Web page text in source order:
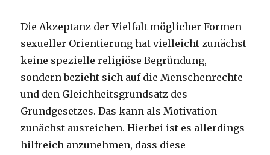
Die Akzeptanz der Vielfalt möglicher Formen
sexueller Orientierung hat vielleicht zunächst
keine spezielle religiöse Begründung,
sondern bezieht sich auf die Menschenrechte
und den Gleichheitsgrundsatz des
Grundgesetzes. Das kann als Motivation
zunächst ausreichen. Hierbei ist es allerdings
hilfreich anzunehmen, dass diese